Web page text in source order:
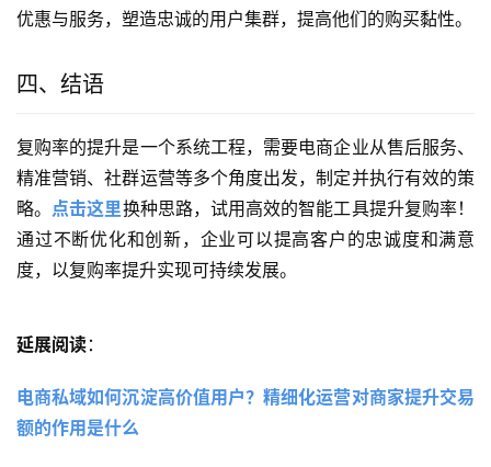
优惠与服务，塑造忠诚的用户集群，提高他们的购买黏性。
四、结语
复购率的提升是一个系统工程，需要电商企业从售后服务、
精准营销、社群运营等多个角度出发，制定并执行有效的策
略。 点击这里换种思路，试用高效的智能工具提升复购率！
通过不断优化和创新，企业可以提高客户的忠诚度和满意
度，以复购率提升实现可持续发展。
延展阅读：
电商私域如何沉淀高价值用户？精细化运营对商家提升交易
额的作用是什么